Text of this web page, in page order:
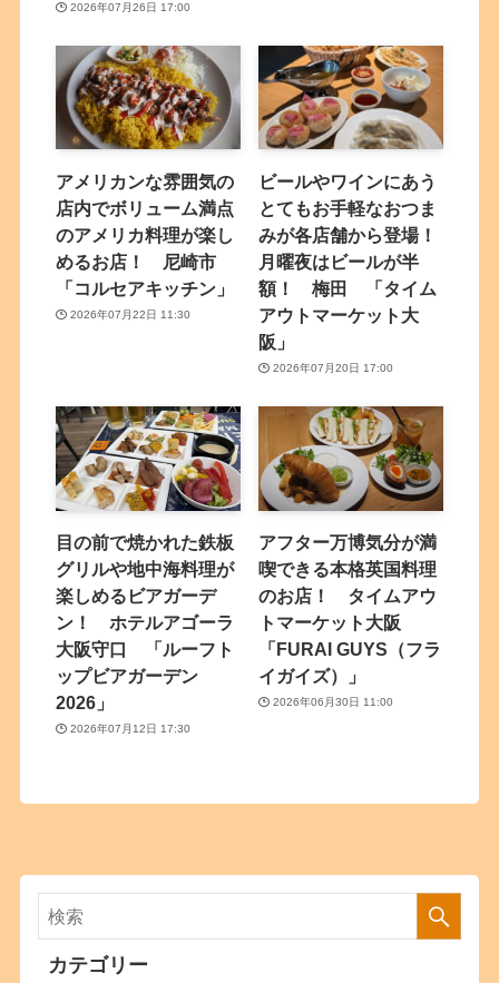
2026年07月26日 17:00
アメリカンな雰囲気の
店内でボリューム満点
のアメリカ料理が楽し
めるお店！ 尼崎市
「コルセアキッチン」
2026年07月22日 11:30
ビールやワインにあう
とてもお手軽なおつま
みが各店舗から登場！
月曜夜はビールが半
額！ 梅田 「タイム
アウトマーケット大
阪」
2026年07月20日 17:00
目の前で焼かれた鉄板
グリルや地中海料理が
楽しめるビアガーデ
ン！ ホテルアゴーラ
大阪守口 「ルーフト
ップビアガーデン
2026」
2026年07月12日 17:30
アフター万博気分が満
喫できる本格英国料理
のお店！ タイムアウ
トマーケット大阪
「FURAI GUYS（フラ
イガイズ）」
2026年06月30日 11:00
カテゴリー